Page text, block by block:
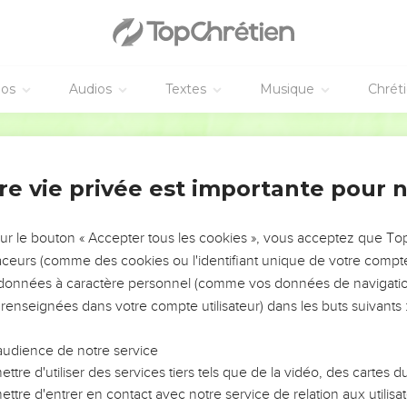
Audios Textes Musique
s'accomplisse l’Ecriture, ce que le Saint-Esprit avait annoncé
il avait part au même ministère.
champ avec le salaire du crime ; il y est tombé en avant,
‘le champ du sang’.
des Psaumes : Que sa maison devienne déserte et que
!
homme parmi ceux qui nous ont accompagnés tout le temps
Jean jusqu'au jour où il a été enlevé du milieu de nous. Il
: Joseph appelé Barsabbas, surnommé Justus, et Matthias.
: « Seigneur, toi qui connais le cœur de tous, désigne
vie privée est importante pour
le bouton « Accepter tous les cookies », vous acceptez que
(comme des cookies ou l'identifiant unique de votre
à caractère personnel (comme vos données de
dans votre compte utilisateur) dans les buts suivants :
de notre service
d'utiliser des services tiers tels que de la vidéo, des cartes
d'entrer en contact avec notre service de relation aux